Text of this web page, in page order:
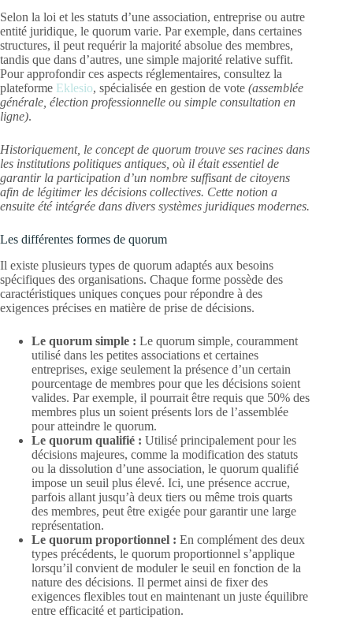
Selon la loi et les statuts d’une association, entreprise ou autre
entité juridique, le quorum varie. Par exemple, dans certaines
structures, il peut requérir la majorité absolue des membres,
tandis que dans d’autres, une simple majorité relative suffit.
Pour approfondir ces aspects réglementaires, consultez la
plateforme Eklesio, spécialisée en gestion de vote (assemblée
générale, élection professionnelle ou simple consultation en
ligne).
Historiquement, le concept de quorum trouve ses racines dans
les institutions politiques antiques, où il était essentiel de
garantir la participation d’un nombre suffisant de citoyens
afin de légitimer les décisions collectives. Cette notion a
ensuite été intégrée dans divers systèmes juridiques modernes.
Les différentes formes de quorum
Il existe plusieurs types de quorum adaptés aux besoins
spécifiques des organisations. Chaque forme possède des
caractéristiques uniques conçues pour répondre à des
exigences précises en matière de prise de décisions.
Le quorum simple : Le quorum simple, couramment
utilisé dans les petites associations et certaines
entreprises, exige seulement la présence d’un certain
pourcentage de membres pour que les décisions soient
valides. Par exemple, il pourrait être requis que 50% des
membres plus un soient présents lors de l’assemblée
pour atteindre le quorum.
Le quorum qualifié : Utilisé principalement pour les
décisions majeures, comme la modification des statuts
ou la dissolution d’une association, le quorum qualifié
impose un seuil plus élevé. Ici, une présence accrue,
parfois allant jusqu’à deux tiers ou même trois quarts
des membres, peut être exigée pour garantir une large
représentation.
Le quorum proportionnel : En complément des deux
types précédents, le quorum proportionnel s’applique
lorsqu’il convient de moduler le seuil en fonction de la
nature des décisions. Il permet ainsi de fixer des
exigences flexibles tout en maintenant un juste équilibre
entre efficacité et participation.